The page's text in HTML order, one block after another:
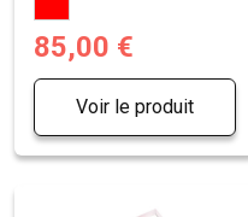
85,00 €
Voir le produit